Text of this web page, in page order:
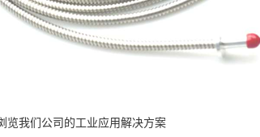
览我们公司的工业应用解决方案